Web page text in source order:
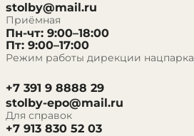
stolby@mail.ru
Приёмная
Пн-чт: 9:00–18:00
Пт: 9:00–17:00
Режим работы дирекции нацпарка
+7 391 9 8888 29
stolby-epo@mail.ru
Для справок
+7 913 830 52 03